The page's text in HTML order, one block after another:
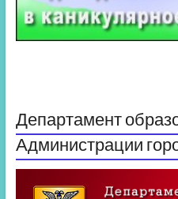
Департамент
Администрации